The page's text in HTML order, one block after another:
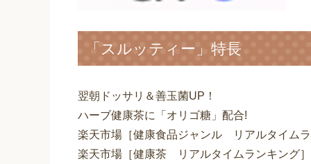
「スルッティー」特長
翌朝ドッサリ＆善玉菌UP！
ハーブ健康茶に「オリゴ糖」配合!
楽天市場［健康食品ジャンル リアルタイム
楽天市場［健康茶 リアルタイムランキング